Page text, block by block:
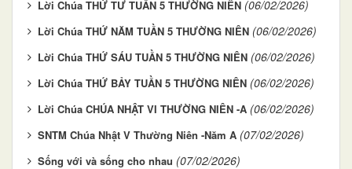
Lời Chúa THỨ TƯ TUẦN 5 THƯỜNG NIÊN (06/02/2026)
Lời Chúa THỨ NĂM TUẦN 5 THƯỜNG NIÊN (06/02/2026)
Lời Chúa THỨ SÁU TUẦN 5 THƯỜNG NIÊN (06/02/2026)
Lời Chúa THỨ BẢY TUẦN 5 THƯỜNG NIÊN (06/02/2026)
Lời Chúa CHÚA NHẬT VI THƯỜNG NIÊN -A (06/02/2026)
SNTM Chúa Nhật V Thường Niên -Năm A (07/02/2026)
Sống với và sống cho nhau (07/02/2026)